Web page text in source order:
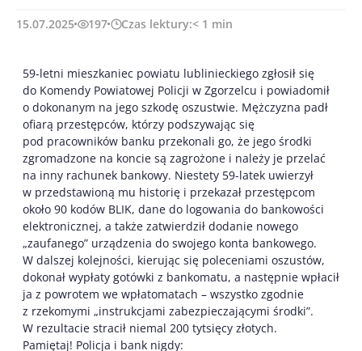
15.07.2025 197 Czas lektury:< 1 min
59-letni mieszkaniec powiatu lublinieckiego zgłosił się
do Komendy Powiatowej Policji w Zgorzelcu i powiadomił
o dokonanym na jego szkodę oszustwie. Mężczyzna padł
ofiarą przestępców, którzy podszywając się
pod pracowników banku przekonali go, że jego środki
zgromadzone na koncie są zagrożone i należy je przelać
na inny rachunek bankowy. Niestety 59-latek uwierzył
w przedstawioną mu historię i przekazał przestępcom
około 90 kodów BLIK, dane do logowania do bankowości
elektronicznej, a także zatwierdził dodanie nowego
„zaufanego” urządzenia do swojego konta bankowego.
W dalszej kolejności, kierując się poleceniami oszustów,
dokonał wypłaty gotówki z bankomatu, a następnie wpłacił
ja z powrotem we wpłatomatach – wszystko zgodnie
z rzekomymi „instrukcjami zabezpieczającymi środki”.
W rezultacie stracił niemal 200 tytsięcy złotych.
Pamiętaj! Policja i bank nigdy: